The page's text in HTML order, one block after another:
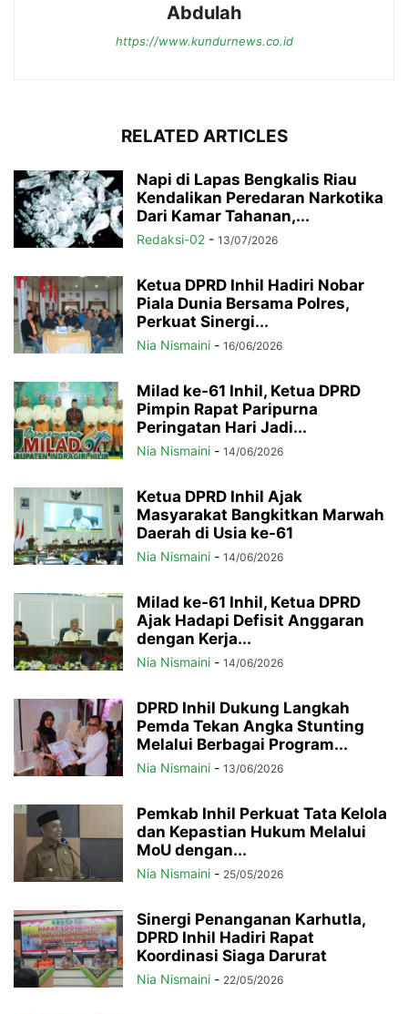
Abdulah
https://www.kundurnews.co.id
RELATED ARTICLES
Napi di Lapas Bengkalis Riau
Kendalikan Peredaran Narkotika
Dari Kamar Tahanan,...
Redaksi-02 - 13/07/2026
Ketua DPRD Inhil Hadiri Nobar
Piala Dunia Bersama Polres,
Perkuat Sinergi...
Nia Nismaini - 16/06/2026
Milad ke-61 Inhil, Ketua DPRD
Pimpin Rapat Paripurna
Peringatan Hari Jadi...
Nia Nismaini - 14/06/2026
Ketua DPRD Inhil Ajak
Masyarakat Bangkitkan Marwah
Daerah di Usia ke-61
Nia Nismaini - 14/06/2026
Milad ke-61 Inhil, Ketua DPRD
Ajak Hadapi Defisit Anggaran
dengan Kerja...
Nia Nismaini - 14/06/2026
DPRD Inhil Dukung Langkah
Pemda Tekan Angka Stunting
Melalui Berbagai Program...
Nia Nismaini - 13/06/2026
Pemkab Inhil Perkuat Tata Kelola
dan Kepastian Hukum Melalui
MoU dengan...
Nia Nismaini - 25/05/2026
Sinergi Penanganan Karhutla,
DPRD Inhil Hadiri Rapat
Koordinasi Siaga Darurat
Nia Nismaini - 22/05/2026